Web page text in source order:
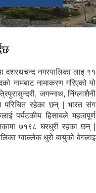
दशरथचन्द नगरपालिका लाइ ११
नामबाट नामाकरण गरिएको यो
जगन्नाथ, निंग्लाशैनी
परिचित रहेका छन् | भारत संग
पर्यटकीय हिसाबले महत्वपूर्ण
७१९८ घरधुरी रहका छन् |
ग्वाल्लेक धुरो बायुको बेगलाइ
गर्दछ